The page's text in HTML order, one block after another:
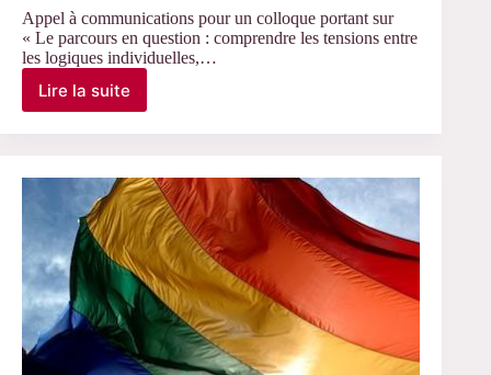
Appel à communications pour un colloque portant sur
« Le parcours en question : comprendre les tensions entre
les logiques individuelles,…
Lire la suite
avant
–
AAC
sur
Le
parcours
en
question